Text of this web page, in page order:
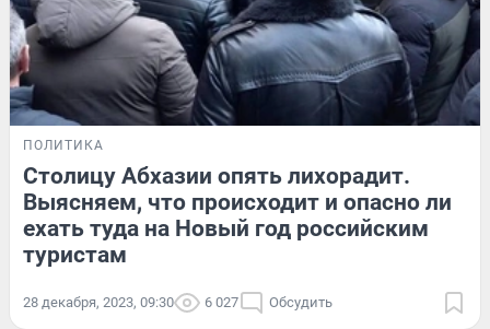
ПОЛИТИКА
Столицу Абхазии опять лихорадит.
Выясняем, что происходит и опасно ли
ехать туда на Новый год российским
туристам
28 декабря, 2023, 09:30 6 027 Обсудить